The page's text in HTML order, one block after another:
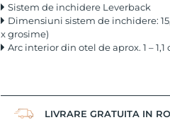
Sistem de inchidere Leverback
Dimensiuni sistem de inchidere:
x grosime)
Arc interior din otel de aprox. 1 –
LIVRARE GRATUITA IN